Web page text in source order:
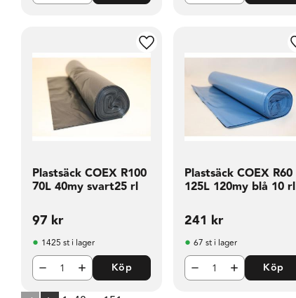
Plastsäck COEX R100
70L 40my svart25 rl
97 kr
Lägg till i favoriter
1425 st i lager
Köp
Plastsäck COEX R60
125L 120my blå 10 rl
241 kr
67 st i lager
Köp